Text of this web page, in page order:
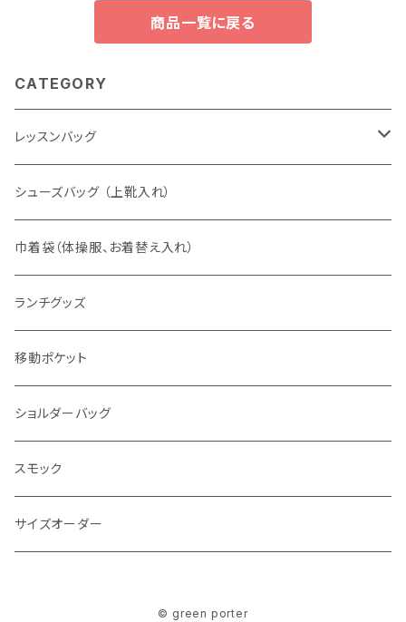
商品一覧に戻る
CATEGORY
レッスンバッグ
Sサイズ
Mサイズ
Lサイズ
シューズバッグ （上靴入れ）
巾着袋（体操服、お着替え入れ）
ランチグッズ
移動ポケット
ショルダーバッグ
スモック
サイズオーダー
© green porter